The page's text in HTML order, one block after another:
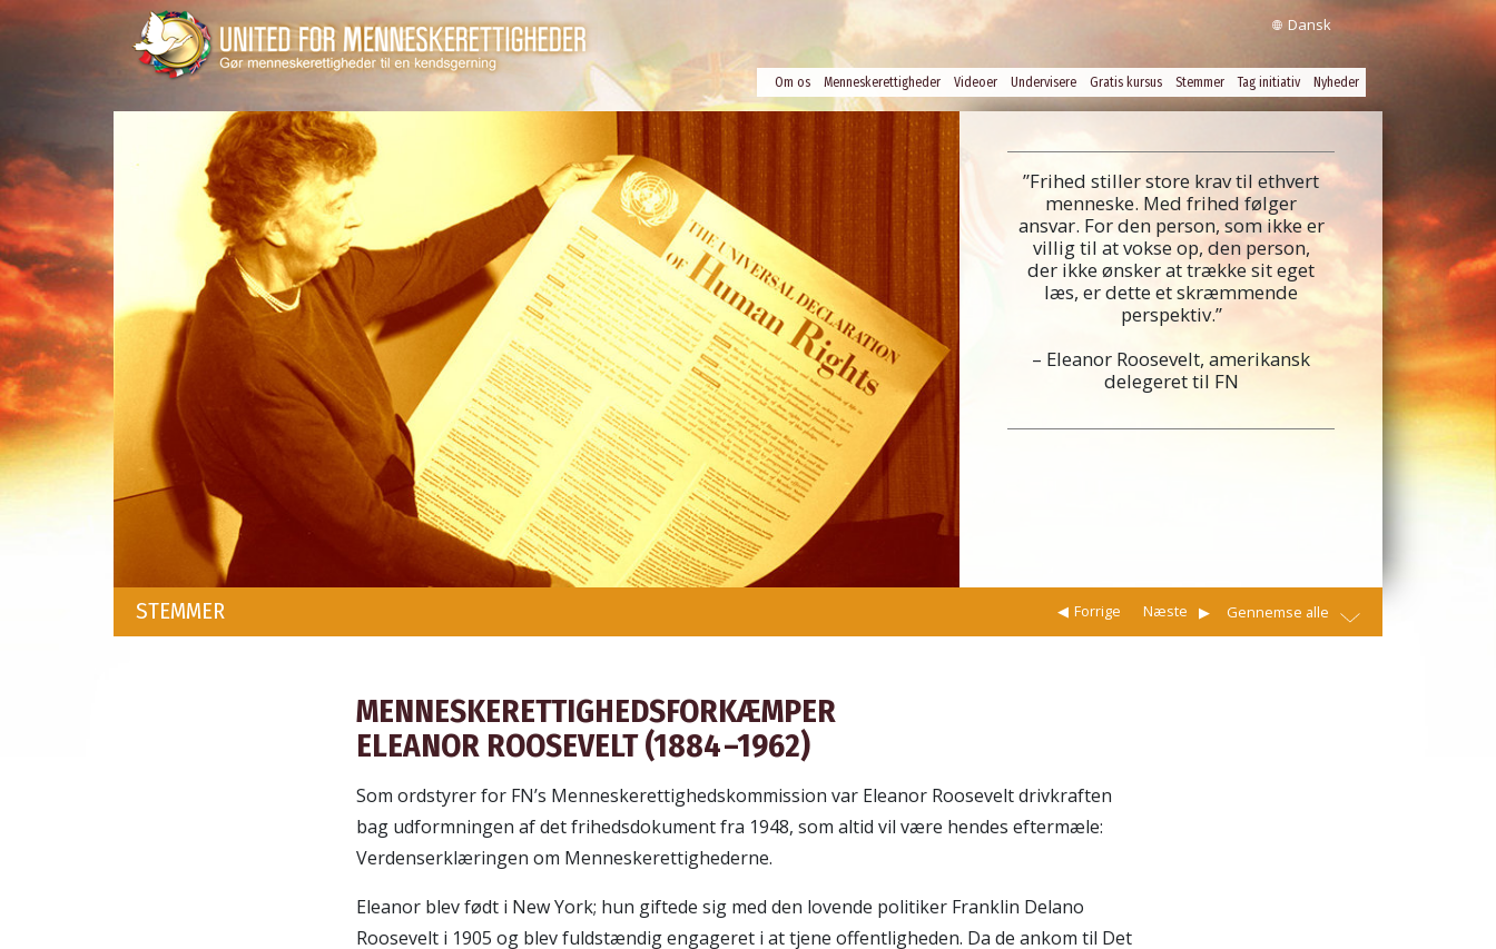
Dansk
Om os Menneskerettigheder Videoer Undervisere Gratis kursus Stemmer Tag initiativ Nyheder
”Frihed stiller store krav til ethvert
menneske. Med frihed følger
ansvar. For den person, som ikke er
villig til at vokse op, den person,
der ikke ønsker at trække sit eget
læs, er dette et skræmmende
perspektiv.”
– Eleanor Roosevelt, amerikansk
delegeret til FN
STEMMER Næste
Forrige Gennemse alle
MENNESKERETTIGHEDSFORKÆMPER
ELEANOR ROOSEVELT (1884 –1962)
Som ordstyrer for FN’s Menneskerettighedskommission var Eleanor Roosevelt drivkraften
bag udformningen af det frihedsdokument fra 1948, som altid vil være hendes eftermæle:
Verdenserklæringen om Menneskerettighederne.
Eleanor blev født i New York; hun giftede sig med den lovende politiker Franklin Delano
Roosevelt i 1905 og blev fuldstændig engageret i at tjene offentligheden. Da de ankom til Det